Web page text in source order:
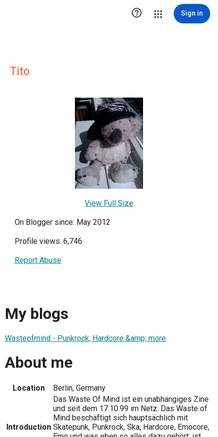
 Sign in
Tito
View Full Size
On Blogger since: May 2012
Profile views: 6,746
Report Abuse
My blogs
Wasteofmind - Punkrock, Hardcore &amp; more
About me
Location Berlin, Germany
Introduction
Das Waste Of Mind ist ein unabhängiges Zine
und seit dem 17.10.99 im Netz. Das Waste of
Mind beschäftigt sich hauptsächlich mit
Skatepunk, Punkrock, Ska, Hardcore, Emocore,